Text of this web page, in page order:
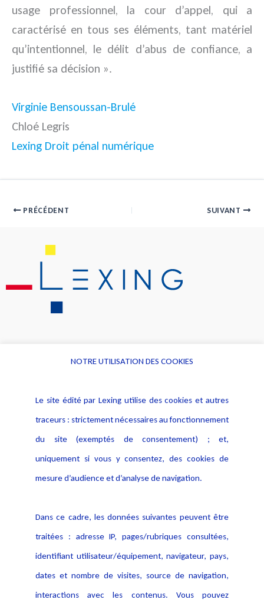
usage professionnel, la cour d’appel, qui a
caractérisé en tous ses éléments, tant matériel
qu’intentionnel, le délit d’abus de confiance, a
justifié sa décision ».
Virginie Bensoussan-Brulé
Chloé Legris
Lexing Droit pénal numérique
PRÉCÉDENT SUIVANT
Alerte professionnelle
Déclaration d'accessibilité
Notice Légale
Politique de protection des
données
Publications
NOTRE UTILISATION DES COOKIES
Le site édité par Lexing utilise des cookies et autres
traceurs : strictement nécessaires au fonctionnement
du site (exemptés de consentement) ; et,
uniquement si vous y consentez, des cookies de
mesure d’audience et d’analyse de navigation.
Dans ce cadre, les données suivantes peuvent être
traitées : adresse IP, pages/rubriques consultées,
identifiant utilisateur/équipement, navigateur, pays,
dates et nombre de visites, source de navigation,
interactions avec les contenus. Vous pouvez